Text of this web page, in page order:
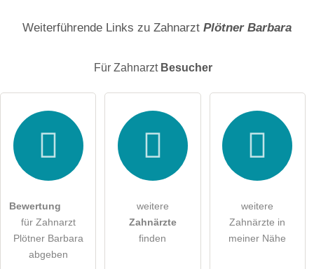
E-Mail-Adresse (wird nicht veröffentlicht)
Hiermit akzeptiere ich die .
öffentliche Frage stellen Abbrechen
Hinweis:
Weiterführende Links zu Zahnarzt Plötner Barbara
Für Zahnarzt Besucher
Bewertung
für Zahnarzt
Plötner Barbara
abgeben
weitere
Zahnärzte
finden
weitere
Zahnärzte in
meiner Nähe